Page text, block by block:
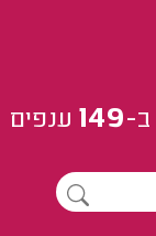
ב-149 ענפים